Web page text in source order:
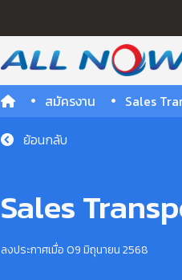
สมัครงาน
Sales
ย้อนกลับ
Sales
ลงประกาศเมื่อ 09 มิถุนายน 2568